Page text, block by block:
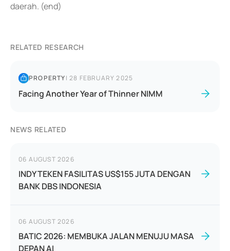
daerah. (end)
RELATED RESEARCH
PROPERTY|28 FEBRUARY 2025
Facing Another Year of Thinner NIMM
NEWS RELATED
06 AUGUST 2026
INDY TEKEN FASILITAS US$155 JUTA DENGAN
BANK DBS INDONESIA
06 AUGUST 2026
BATIC 2026: MEMBUKA JALAN MENUJU MASA
DEPAN AI